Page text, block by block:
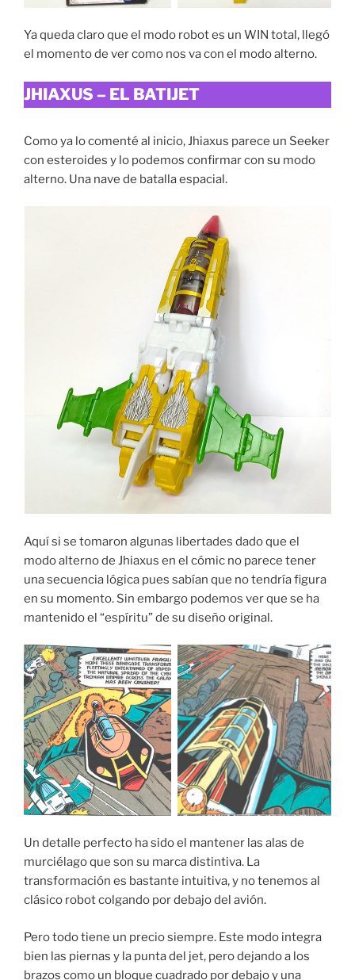
Ya queda claro que el modo robot es un WIN total, llegó
el momento de ver como nos va con el modo alterno.
JHIAXUS – EL BATIJET
Como ya lo comenté al inicio, Jhiaxus parece un Seeker
con esteroides y lo podemos confirmar con su modo
alterno. Una nave de batalla espacial.
Aquí si se tomaron algunas libertades dado que el
modo alterno de Jhiaxus en el cómic no parece tener
una secuencia lógica pues sabían que no tendría figura
en su momento. Sin embargo podemos ver que se ha
mantenido el “espíritu” de su diseño original.
Un detalle perfecto ha sido el mantener las alas de
murciélago que son su marca distintiva. La
transformación es bastante intuitiva, y no tenemos al
clásico robot colgando por debajo del avión.
Pero todo tiene un precio siempre. Este modo integra
bien las piernas y la punta del jet, pero dejando a los
brazos como un bloque cuadrado por debajo y una